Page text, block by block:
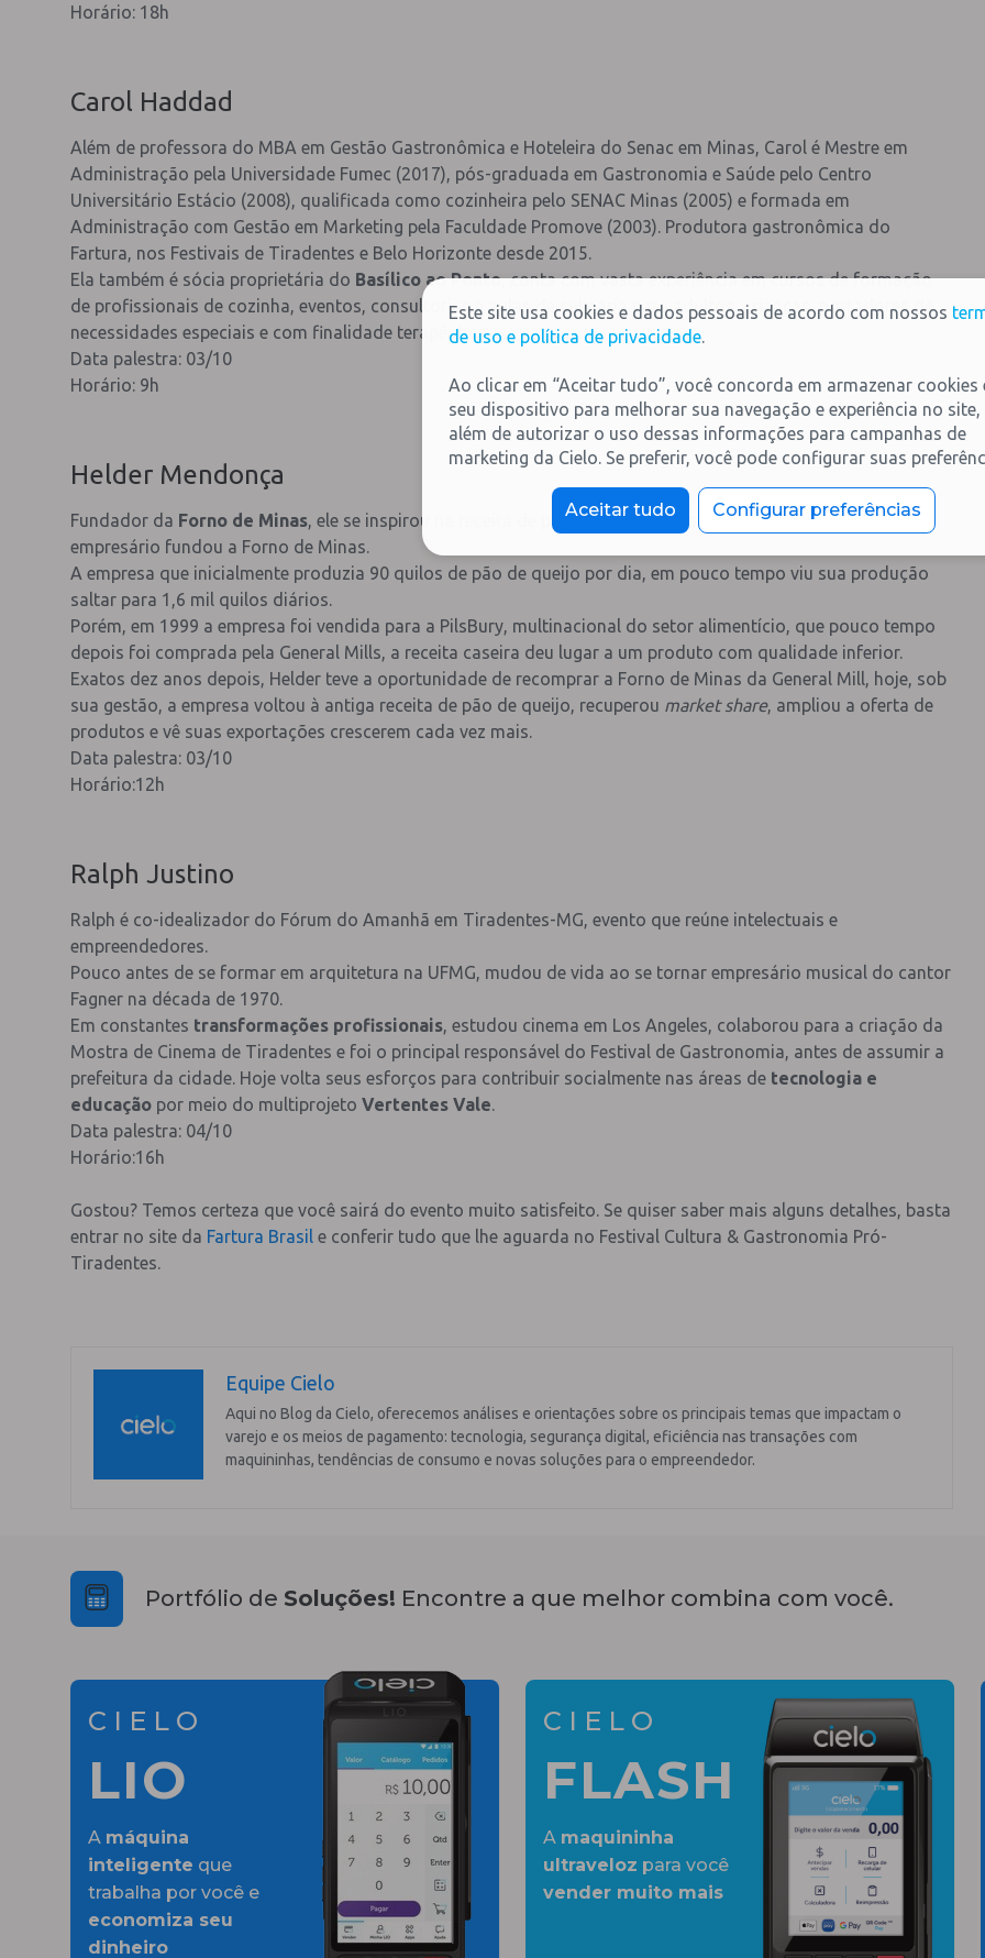
Horário: 18h
Carol Haddad
Além de professora do MBA em Gestão Gastronômica e Hoteleira do Senac em Minas, Carol é Mestre em
Administração pela Universidade Fumec (2017), pós-graduada em Gastronomia e Saúde pelo Centro
Universitário Estácio (2008), qualificada como cozinheira pelo SENAC Minas (2005) e formada em
Administração com Gestão em Marketing pela Faculdade Promove (2003). Produtora gastronômica do
Fartura, nos Festivais de Tiradentes e Belo Horizonte desde 2015.
Ela também é sócia proprietária do Basílico ao Ponto, conta com vasta experiência em cursos de formação
de profissionais de cozinha, eventos, consultorias e aulas de culinária para adultos, crianças, portadores de
necessidades especiais e com finalidade terapêutica.
Data palestra: 03/10
Horário: 9h
Helder Mendonça
Fundador da Forno de Minas, ele se inspirou na receita de pão de queijo que sua mãe preparava. Em 1990 o
empresário fundou a Forno de Minas.
A empresa que inicialmente produzia 90 quilos de pão de queijo por dia, em pouco tempo viu sua produção
saltar para 1,6 mil quilos diários.
Porém, em 1999 a empresa foi vendida para a PilsBury, multinacional do setor alimentício, que pouco tempo
depois foi comprada pela General Mills, a receita caseira deu lugar a um produto com qualidade inferior.
Exatos dez anos depois, Helder teve a oportunidade de recomprar a Forno de Minas da General Mill, hoje, sob
sua gestão, a empresa voltou à antiga receita de pão de queijo, recuperou market share, ampliou a oferta de
produtos e vê suas exportações crescerem cada vez mais.
Data palestra: 03/10
Horário:12h
Ralph Justino
Ralph é co-idealizador do Fórum do Amanhã em Tiradentes-MG, evento que reúne intelectuais e
empreendedores.
Pouco antes de se formar em arquitetura na UFMG, mudou de vida ao se tornar empresário musical do cantor
Fagner na década de 1970.
Em constantes transformações profissionais, estudou cinema em Los Angeles, colaborou para a criação da
Mostra de Cinema de Tiradentes e foi o principal responsável do Festival de Gastronomia, antes de assumir a
prefeitura da cidade. Hoje volta seus esforços para contribuir socialmente nas áreas de tecnologia e
educação por meio do multiprojeto Vertentes Vale.
Data palestra: 04/10
Horário:16h
Gostou? Temos certeza que você sairá do evento muito satisfeito. Se quiser saber mais alguns detalhes, basta
entrar no site da Fartura Brasil e conferir tudo que lhe aguarda no Festival Cultura & Gastronomia Pró-
Tiradentes.
Equipe Cielo
Aqui no Blog da Cielo, oferecemos análises e orientações sobre os principais temas que impactam o
varejo e os meios de pagamento: tecnologia, segurança digital, eficiência nas transações com
maquininhas, tendências de consumo e novas soluções para o empreendedor.
Portfólio de Soluções! Encontre a que melhor combina com você.
CIELO
LIO
A máquina
inteligente que
trabalha por você e
economiza seu
dinheiro
CIELO
FLASH
A maquininha
ultraveloz para você
vender muito mais
Este site usa cookies e dados pessoais de acordo com nossos
de uso e política de privacidade.
Ao clicar em “Aceitar tudo”, você concorda em armazenar cookies
seu dispositivo para melhorar sua navegação e experiência no site,
além de autorizar o uso dessas informações para campanhas de
marketing da Cielo. Se preferir, você pode configurar suas
Aceitar tudo Configurar preferências